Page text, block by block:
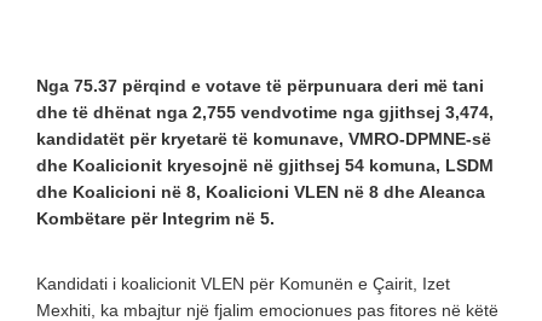
Nga 75.37 përqind e votave të përpunuara deri më tani
dhe të dhënat nga 2,755 vendvotime nga gjithsej 3,474,
kandidatët për kryetarë të komunave, VMRO-DPMNE-së
dhe Koalicionit kryesojnë në gjithsej 54 komuna, LSDM
dhe Koalicioni në 8, Koalicioni VLEN në 8 dhe Aleanca
Kombëtare për Integrim në 5.
Kandidati i koalicionit VLEN për Komunën e Çairit, Izet
Mexhiti, ka mbajtur një fjalim emocionues pas fitores në këtë